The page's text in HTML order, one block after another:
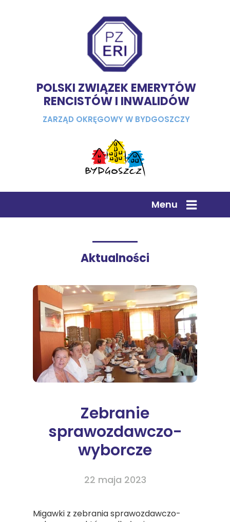
POLSKI ZWIĄZEK EMERYTÓW
RENCISTÓW I INWALIDÓW
ZARZĄD OKRĘGOWY W BYDGOSZCZY
Menu
22 maja 2023
Zebranie
sprawozdawczo-
wyborcze
Migawki z zebrania sprawozdawczo-
Aktualności